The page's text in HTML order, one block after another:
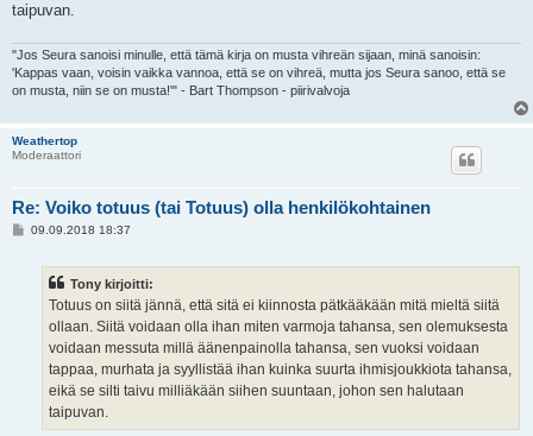
taipuvan.
"Jos Seura sanoisi minulle, että tämä kirja on musta vihreän sijaan, minä sanoisin:
'Kappas vaan, voisin vaikka vannoa, että se on vihreä, mutta jos Seura sanoo, että se
on musta, niin se on musta!'" - Bart Thompson - piirivalvoja
Weathertop
Moderaattori
Re: Voiko totuus (tai Totuus) olla henkilökohtainen
V09.09.2018 18:37
Tony kirjoitti:
Totuus on siitä jännä, että sitä ei kiinnosta pätkääkään mitä mieltä siitä
ollaan. Siitä voidaan olla ihan miten varmoja tahansa, sen olemuksesta
voidaan messuta millä äänenpainolla tahansa, sen vuoksi voidaan
tappaa, murhata ja syyllistää ihan kuinka suurta ihmisjoukkiota tahansa,
eikä se silti taivu milliäkään siihen suuntaan, johon sen halutaan
taipuvan.